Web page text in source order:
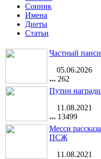
Сонник
Имена
Диеты
Статьи
Частный
05.06.2026
262
Путин
11.08.2021
13499
Месси
ПСЖ
11.08.2021